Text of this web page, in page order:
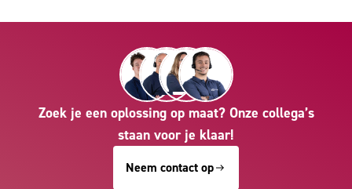
Zoek je een oplossing op maat? Onze collega’s
staan voor je klaar!
Neem contact op